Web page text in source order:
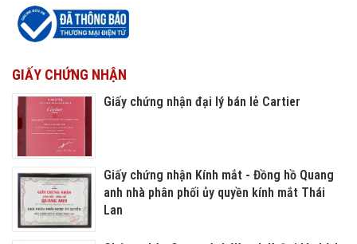
GIẤY CHỨNG NHẬN
Giấy chứng nhận đại lý bán lẻ Cartier
Giấy chứng nhận Kính mắt - Đồng hồ Quang
anh nhà phân phối ủy quyền kính mắt Thái
Lan